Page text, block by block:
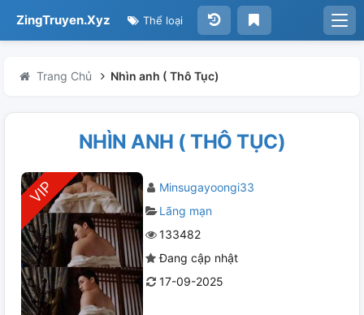
ZingTruyen.Xyz Thể loại
Trang Chủ Nhìn anh ( Thô Tục)
NHÌN ANH ( THÔ TỤC)
Minsugayoongi33
Lãng mạn
133482
Đang cập nhật
17-09-2025